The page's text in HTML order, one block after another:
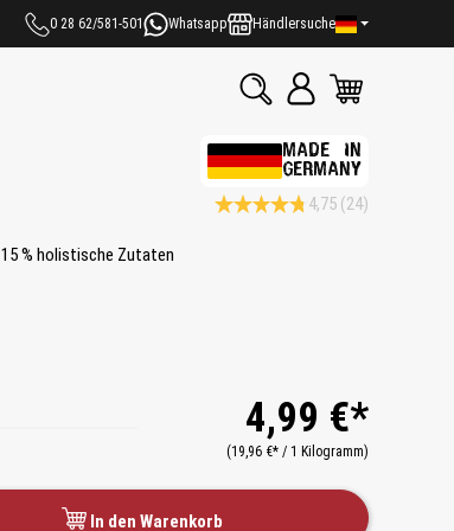
0 28 62/581-501 Whatsapp Händlersuche
MADE IN
GERMANY
4,75 (24)
15 % holistische Zutaten
4,99 €*
(19,96 €* / 1 Kilogramm)
In den Warenkorb